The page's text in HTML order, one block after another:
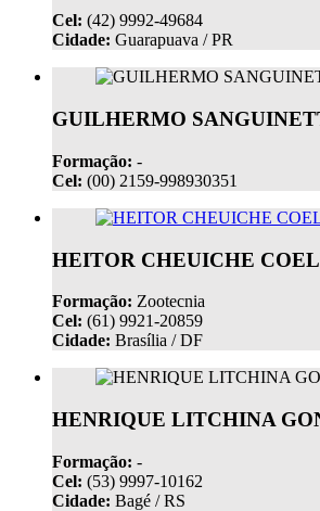
Cel: (42) 9992-49684
Cidade: Guarapuava / PR
GUILHERMO
Formação: -
Cel: (00) 2159-998930351
HEITOR CHEUICHE
Formação: Zootecnia
Cel: (61) 9921-20859
Cidade: Brasília / DF
HENRIQUE LITCHINA
Formação: -
Cel: (53) 9997-10162
Cidade: Bagé / RS